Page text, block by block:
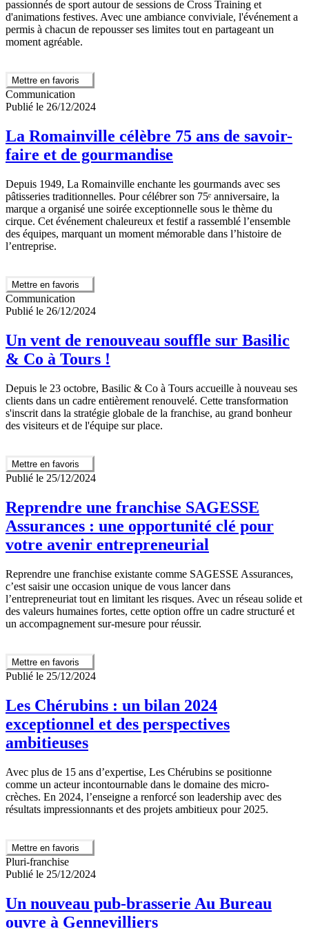
passionnés de sport autour de sessions de Cross Training et
d'animations festives. Avec une ambiance conviviale, l'événement a
permis à chacun de repousser ses limites tout en partageant un
moment agréable.
Mettre en favoris
Communication
Publié le 26/12/2024
La Romainville célèbre 75 ans de savoir-
faire et de gourmandise
Depuis 1949, La Romainville enchante les gourmands avec ses
pâtisseries traditionnelles. Pour célébrer son 75ᵉ anniversaire, la
marque a organisé une soirée exceptionnelle sous le thème du
cirque. Cet événement chaleureux et festif a rassemblé l’ensemble
des équipes, marquant un moment mémorable dans l’histoire de
l’entreprise.
Mettre en favoris
Communication
Publié le 26/12/2024
Un vent de renouveau souffle sur Basilic
& Co à Tours !
Depuis le 23 octobre, Basilic & Co à Tours accueille à nouveau ses
clients dans un cadre entièrement renouvelé. Cette transformation
s'inscrit dans la stratégie globale de la franchise, au grand bonheur
des visiteurs et de l'équipe sur place.
Mettre en favoris
Publié le 25/12/2024
Reprendre une franchise SAGESSE
Assurances : une opportunité clé pour
votre avenir entrepreneurial
Reprendre une franchise existante comme SAGESSE Assurances,
c’est saisir une occasion unique de vous lancer dans
l’entrepreneuriat tout en limitant les risques. Avec un réseau solide et
des valeurs humaines fortes, cette option offre un cadre structuré et
un accompagnement sur-mesure pour réussir.
Mettre en favoris
Publié le 25/12/2024
Les Chérubins : un bilan 2024
exceptionnel et des perspectives
ambitieuses
Avec plus de 15 ans d’expertise, Les Chérubins se positionne
comme un acteur incontournable dans le domaine des micro-
crèches. En 2024, l’enseigne a renforcé son leadership avec des
résultats impressionnants et des projets ambitieux pour 2025.
Mettre en favoris
Pluri-franchise
Publié le 25/12/2024
Un nouveau pub-brasserie Au Bureau
ouvre à Gennevilliers